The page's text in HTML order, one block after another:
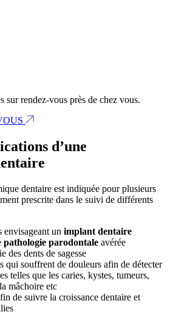
sur rendez-vous près de chez vous.
d’une
dentaire est indiquée pour plusieurs
prescrite dans le suivi de différents
envisageant un implant dentaire
pathologie parodontale avérée
des dents de sagesse
qui souffrent de douleurs afin de détecter
telles que les caries, kystes, tumeurs,
mâchoire etc
de suivre la croissance dentaire et